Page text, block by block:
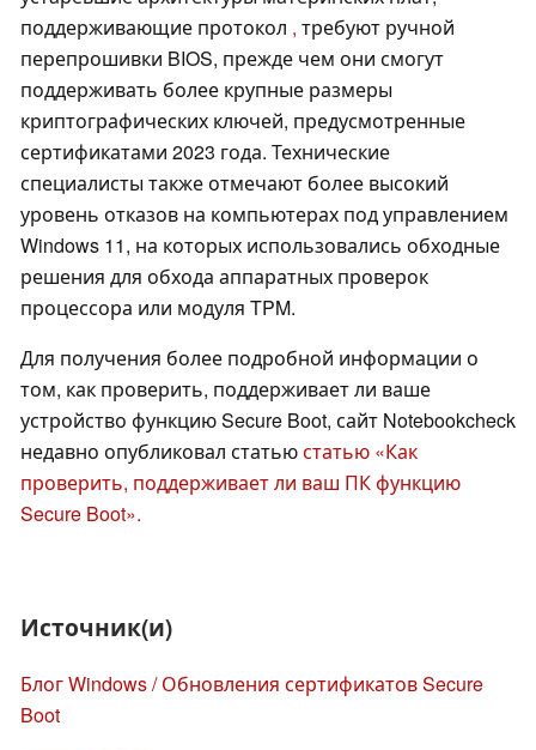
поддерживающие протокол , требуют ручной
перепрошивки BIOS, прежде чем они смогут
поддерживать более крупные размеры
криптографических ключей, предусмотренные
сертификатами 2023 года. Технические
специалисты также отмечают более высокий
уровень отказов на компьютерах под управлением
Windows 11, на которых использовались обходные
решения для обхода аппаратных проверок
процессора или модуля TPM.
Для получения более подробной информации о
том, как проверить, поддерживает ли ваше
устройство функцию Secure Boot, сайт Notebookcheck
недавно опубликовал статьюстатью «Как
проверить, поддерживает ли ваш ПК функцию
Secure Boot».
Источник(и)
Блог Windows / Обновления сертификатов Secure
Boot